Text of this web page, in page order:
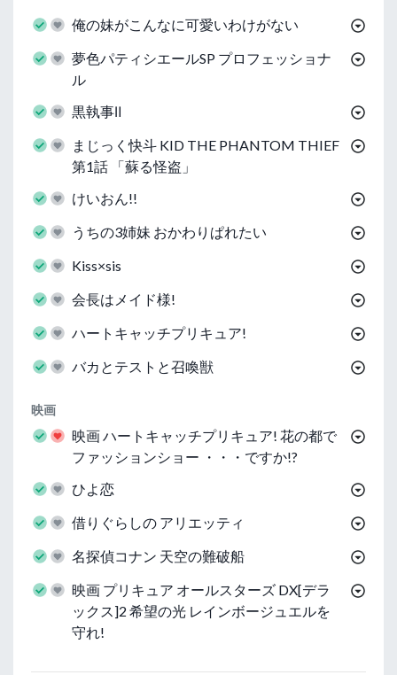
俺の妹がこんなに可愛いわけがない
夢色パティシエールSP プロフェッショナ
ル
黒執事Ⅱ
まじっく快斗 KID THE PHANTOM THIEF
第1話 「蘇る怪盗」
けいおん!!
うちの3姉妹 おかわりぱれたい
Kiss×sis
会長はメイド様!
ハートキャッチプリキュア!
バカとテストと召喚獣
映画
映画 ハートキャッチプリキュア! 花の都で
ファッションショー ・・・ですか!?
ひよ恋
借りぐらしの アリエッティ
名探偵コナン 天空の難破船
映画 プリキュア オールスターズ DX[デラ
ックス]2 希望の光 レインボージュエルを
守れ!